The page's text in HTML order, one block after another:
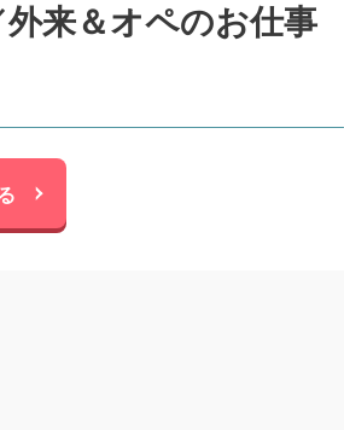
来＆オペのお仕事